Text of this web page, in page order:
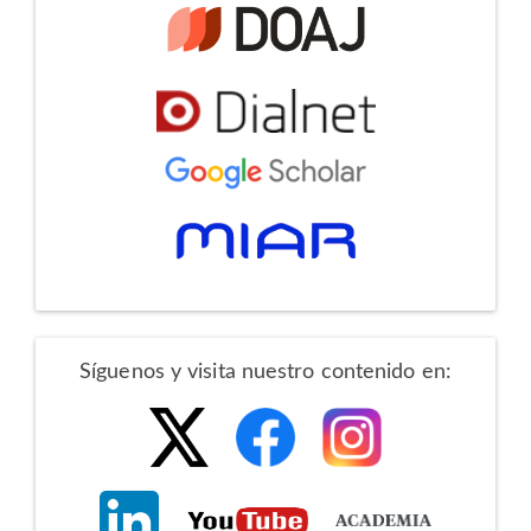
Redes
Sociales
Síguenos y visita nuestro contenido en: